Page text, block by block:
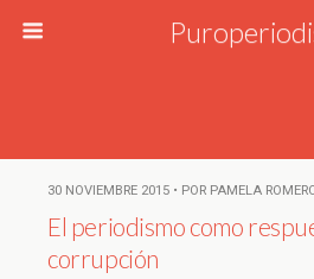
30 NOVIEMBRE 2015 • POR PAMELA
El periodismo como
corrupción